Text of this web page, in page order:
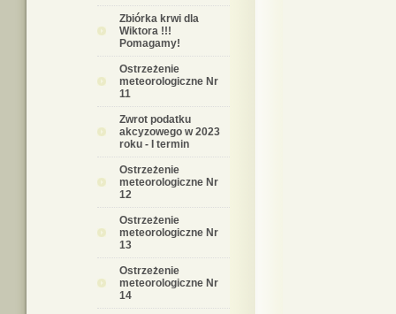
Zbiórka krwi dla
Wiktora !!!
Pomagamy!
Ostrzeżenie
meteorologiczne Nr
11
Zwrot podatku
akcyzowego w 2023
roku - I termin
Ostrzeżenie
meteorologiczne Nr
12
Ostrzeżenie
meteorologiczne Nr
13
Ostrzeżenie
meteorologiczne Nr
14